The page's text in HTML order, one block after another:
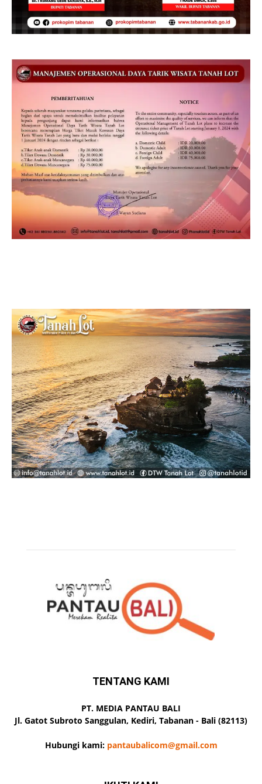
TENTANG KAMI
PT. MEDIA PANTAU BALI
Jl. Gatot Subroto Sanggulan, Kediri, Tabanan - Bali (82113)
Hubungi kami: pantaubalicom@gmail.com